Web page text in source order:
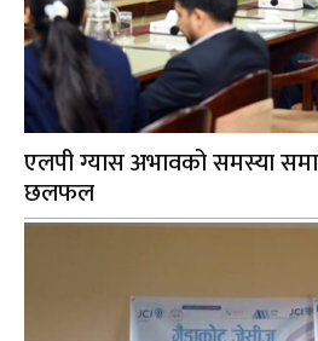
एलपी ग्यास अभावको समस्या
छलफल